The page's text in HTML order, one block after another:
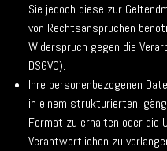
Sie jedoch diese zur
von Rechtsansprüchen
Widerspruch gegen die
DSGVO).
Ihre personenbezogenen
in einem strukturierten,
Format zu erhalten oder die
Verantwortlichen zu